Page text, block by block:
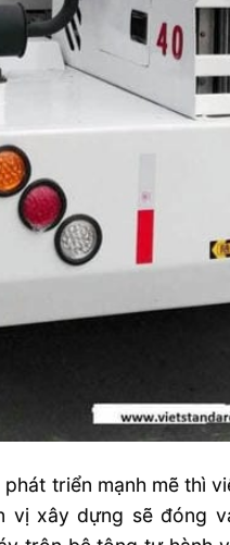
triển mạnh mẽ thì
vị xây dựng sẽ đóng